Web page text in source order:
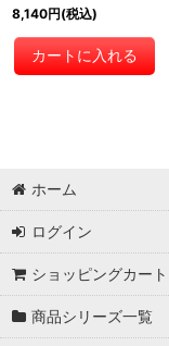
8,140円(税込)
カートに入れる
ホーム
ログイン
ショッピングカート
商品シリーズ一覧